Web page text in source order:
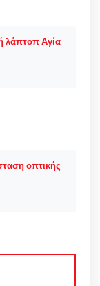
λάπτοπ Αγία
οπτικής